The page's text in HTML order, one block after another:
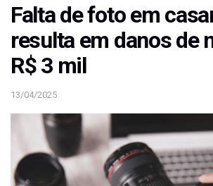
Falta de foto em
resulta em danos de
R$ 3 mil
13/04/2025